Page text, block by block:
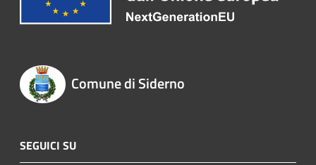
Comune di Siderno
SEGUICI SU